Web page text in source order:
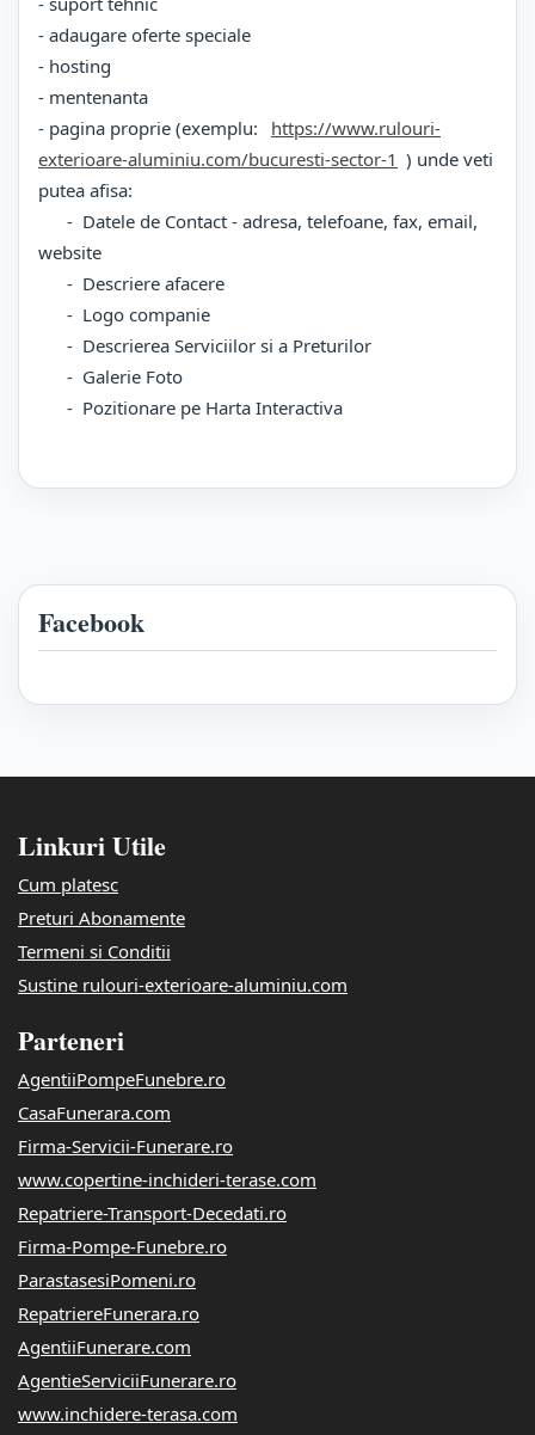
- adaugare oferte speciale
- hosting
- mentenanta
- pagina proprie (exemplu:
https://www.rulouri-
exterioare-aluminiu.com/bucuresti-sector-1 ) unde veti
putea afisa:
- Datele de Contact - adresa, telefoane, fax, email,
website
- Descriere afacere
- Logo companie
- Descrierea Serviciilor si a Preturilor
- Galerie Foto
- Pozitionare pe Harta Interactiva
Facebook
Linkuri Utile
Cum platesc
Preturi Abonamente
Termeni si Conditii
Sustine rulouri-exterioare-aluminiu.com
Parteneri
AgentiiPompeFunebre.ro
CasaFunerara.com
Firma-Servicii-Funerare.ro
www.copertine-inchideri-terase.com
Repatriere-Transport-Decedati.ro
Firma-Pompe-Funebre.ro
ParastasesiPomeni.ro
RepatriereFunerara.ro
AgentiiFunerare.com
AgentieServiciiFunerare.ro
www.inchidere-terasa.com